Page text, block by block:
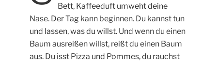
Bett, Kaffeeduft umweht deine
Nase. Der Tag kann beginnen. Du kannst tun
und lassen, was du willst. Und wenn du einen
Baum ausreißen willst, reißt du einen Baum
aus. Du isst Pizza und Pommes, du rauchst